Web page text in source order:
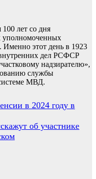
100 лет со дня
уполномоченных
этот день в 1923
дел РСФСР
надзирателю»,
службы
МВД.
в 2024 году в
об участнике